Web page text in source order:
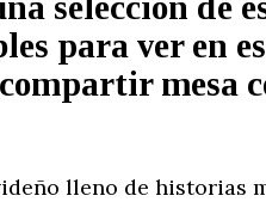
selección de
para ver en
mesa
lleno de historias